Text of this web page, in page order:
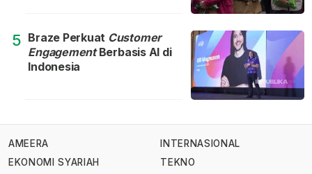
5 Braze Perkuat Customer
EngagementBerbasis AI di
Indonesia
AMEERA
EKONOMI SYARIAH
INTERNASIONAL
TEKNO